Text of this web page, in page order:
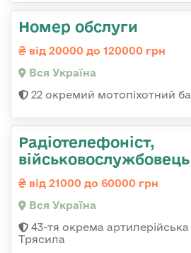
Номер обслуги
від 20000 до 120000 грн
Вся Україна
22 окремий мотопіхотний
Радіотелефоніст,
військовослужбовець
від 21000 до 60000 грн
Вся Україна
43-тя окрема
Трясила